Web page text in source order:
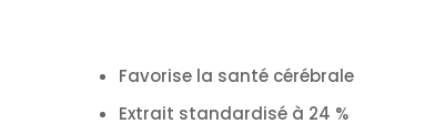
Favorise la santé cérébrale
Extrait standardisé à 24 %